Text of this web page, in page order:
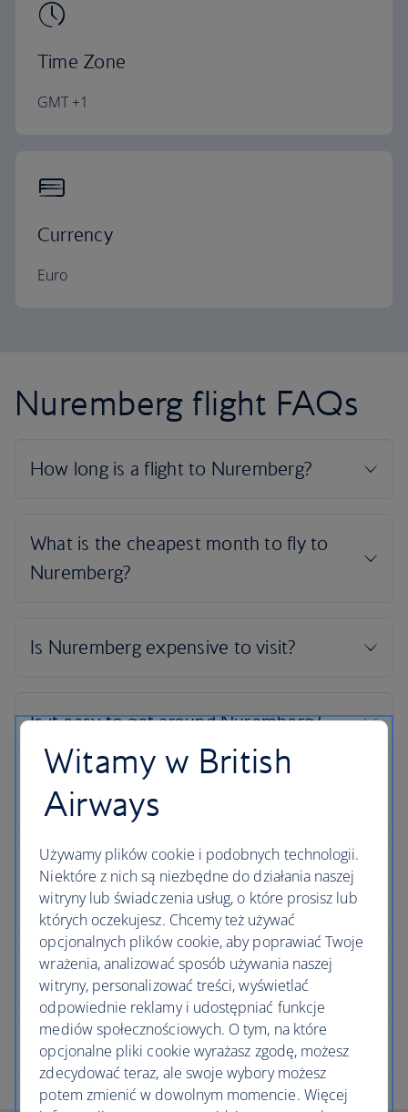
Time Zone
GMT +1
Currency
Euro
Nuremberg flight FAQs
Witamy w British
Airways
Używamy plików cookie i podobnych technologii.
Niektóre z nich są niezbędne do działania naszej
witryny lub świadczenia usług, o które prosisz lub
których oczekujesz. Chcemy też używać
opcjonalnych plików cookie, aby poprawiać Twoje
wrażenia, analizować sposób używania naszej
witryny, personalizować treści, wyświetlać
odpowiednie reklamy i udostępniać funkcje
mediów społecznościowych. O tym, na które
opcjonalne pliki cookie wyrażasz zgodę, możesz
zdecydować teraz, ale swoje wybory możesz
potem zmienić w dowolnym momencie. Więcej